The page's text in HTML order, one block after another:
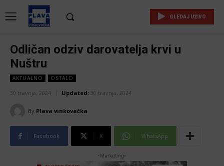
GLEDAJ UŽIVO
Odličan odziv darovatelja krvi u
Nuštru
AKTUALNO OSTALO
30 travnja, 2024 Updated: 30 travnja, 2024
By Plava vinkovačka
Facebook X WhatsApp
-Marketing-